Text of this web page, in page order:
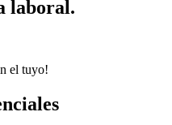
laboral.
el tuyo!